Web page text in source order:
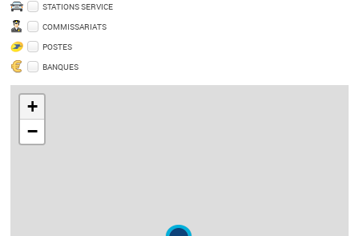
STATIONS SERVICE
COMMISSARIATS
POSTES
BANQUES
+
−